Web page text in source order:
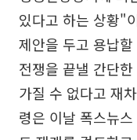
있다고 하는 상황"
제안을 두고 용납
전쟁을 끝낼 간단
가질 수 없다고 재
령은 이날 폭스뉴